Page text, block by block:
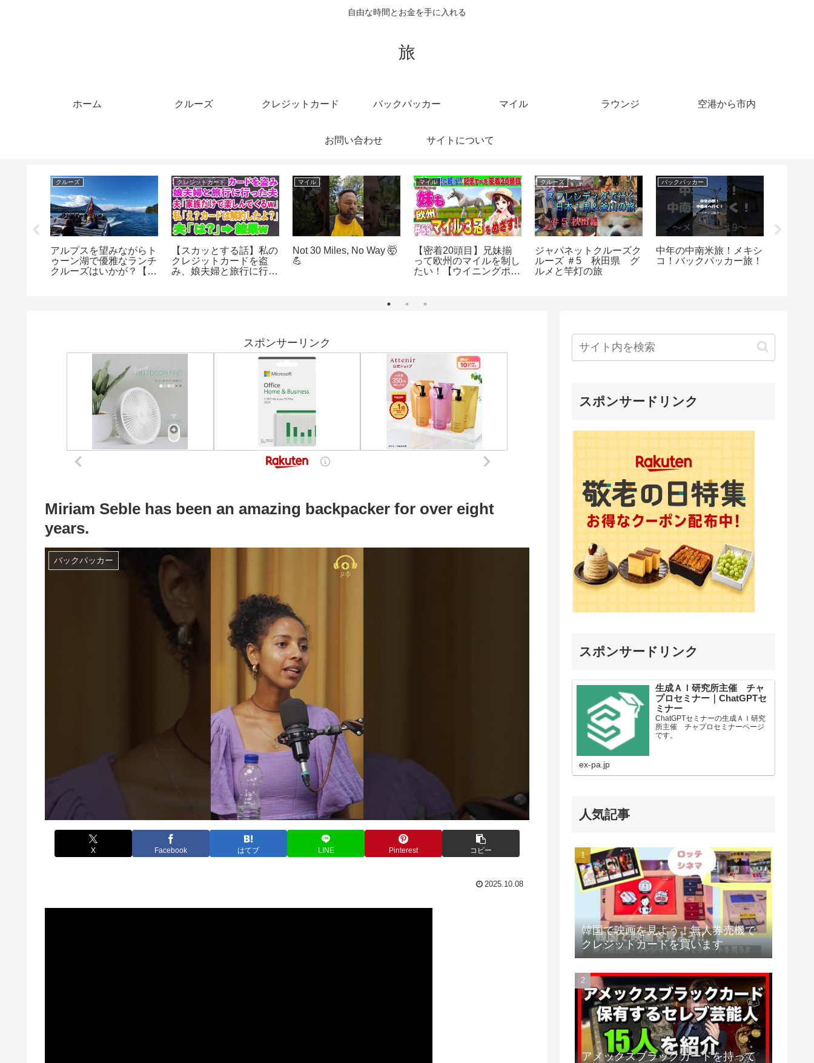
自由な時間とお金を手に入れる
旅
ホーム クルーズ クレジットカード バックパッカー マイル ラウンジ 空港から市内
お問い合わせ サイトについて
南米旅！メキシ
クパッカー旅！
【往復6,000マイルで札
幌】JAL『どこかにマイ
ル』で弾丸1泊2日北海
マイル
【あつ森】Part47 ハロ
ウィンのお片付けとマイ
ル集めをするおばはん
クルーズ
豪華客船【クァンタムオ
ブザシーズ】驚愕 大阪
港 大阪入港 ビック
大級 大型客船 世界最
クルーズ
【和泉朝陽コラボ】自転
車でトムクルーズになり
たい！！
クレジットカード
【ヤフーカード】楽天カ
ード一筋だった私が、申
し込むときの注意点と作
クレジットカード
【海外の反応】隣国でク
レジットカードが全スト
スポンサーリンク
Miriam Seble has been an amazing backpacker for over eight
years.
バックパッカー
X Facebook はてブ LINE Pinterest コピー
2025.10.08
スポンサードリンク
スポンサードリンク
生成ＡＩ研究所主催 チャ
プロセミナー｜ChatGPTセ
ミナー
ChatGPTセミナーの生成ＡＩ研究
所主催 チャプロセミナーページ
です。
ex-pa.jp
人気記事
韓国で映画を見よう！無人券売機で
クレジットカードを買います
アメックスブラックカードを持って